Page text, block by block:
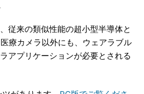
従来の類似性能の超小型半導体と
療カメラ以外にも、ウェアラブル
アプリケーションが必要とされる